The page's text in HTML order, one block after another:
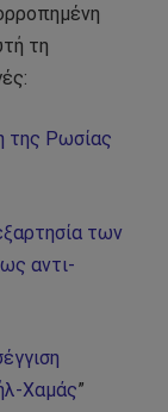
τη
της Ρωσίας
των
αντι-
Χαμάς”